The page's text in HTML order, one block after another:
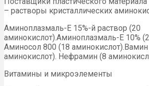
– растворы кристаллических
Аминоплазмаль-Е 15%-й раствор (20
аминокислот).Аминоплазмаль-Е 10%
Аминосол 800 (18 аминокислот).Вамин
аминокислот). Нефрамин (8
Витамины и микроэлементы